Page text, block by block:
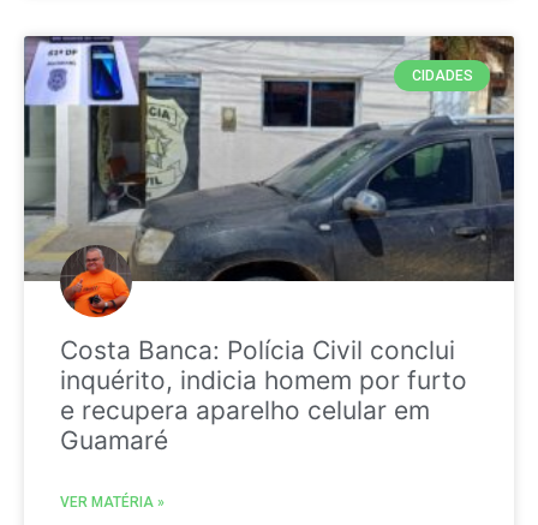
CIDADES
Costa Banca: Polícia Civil conclui
inquérito, indicia homem por furto
e recupera aparelho celular em
Guamaré
VER MATÉRIA »